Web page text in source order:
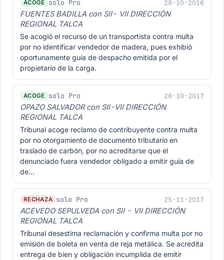
ACOGE solo Pro 29-10-2016
FUENTES BADILLA con SII- VII DIRECCIÓN
REGIONAL TALCA
Se acogió el recurso de un transportista contra multa
por no identificar vendedor de madera, pues exhibió
oportunamente guía de despacho emitida por el
propietario de la carga.
ACOGE solo Pro 26-10-2017
OPAZO SALVADOR con SII-VII DIRECCIÓN
REGIONAL TALCA
Tribunal acoge reclamo de contribuyente contra multa
por no otorgamiento de documento tributario en
traslado de carbón, por no acreditarse que el
denunciado fuera vendedor obligado a emitir guía de
de…
RECHAZA solo Pro 25-11-2017
ACEVEDO SEPULVEDA con SII - VII DIRECCIÓN
REGIONAL TALCA
Tribunal desestima reclamación y confirma multa por no
emisión de boleta en venta de reja metálica. Se acredita
entrega de bien y obligación incumplida de emitir